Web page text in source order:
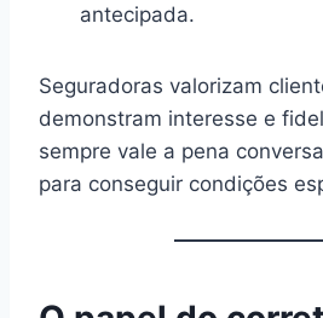
antecipada.
Seguradoras valorizam
demonstram interesse e
sempre vale a pena
para conseguir condições